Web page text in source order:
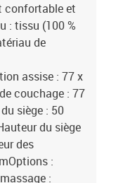
confortable et
: tissu (100 %
de
assise : 77 x
couchage : 77
siège : 50
du siège
des
:
: